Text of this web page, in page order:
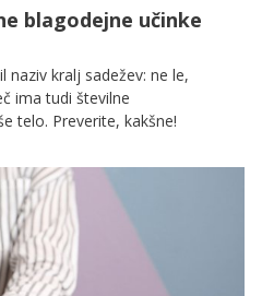
blagodejne učinke
naziv kralj sadežev: ne le,
ima tudi številne
telo. Preverite, kakšne!